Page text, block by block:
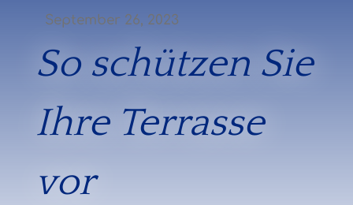
September 26, 2023
So schützen Sie
Ihre Terrasse
vor